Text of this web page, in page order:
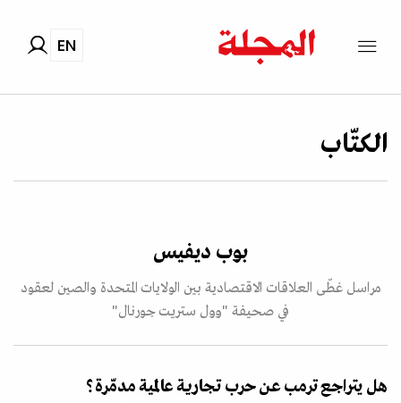
EN
الكتّاب
بوب ديفيس
مراسل غطّى العلاقات الاقتصادية بين الولايات المتحدة والصين لعقود
في صحيفة "وول ستريت جورنال"
هل يتراجع ترمب عن حرب تجارية عالمية مدمّرة؟